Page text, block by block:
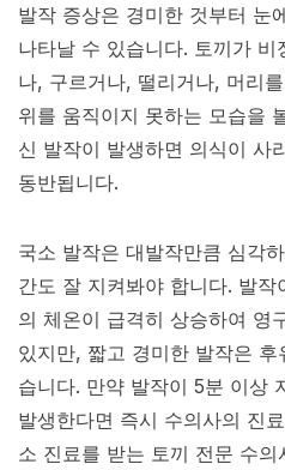
발작 증상은 경미한 것부터 눈
나타날 수 있습니다. 토끼가 비
나, 구르거나, 떨리거나, 머리
위를 움직이지 못하는 모습을
신 발작이 발생하면 의식이 사
동반됩니다.
국소 발작은 대발작만큼 심각
간도 잘 지켜봐야 합니다. 발
의 체온이 급격히 상승하여 영
있지만, 짧고 경미한 발작은
습니다. 만약 발작이 5분 이상
발생한다면 즉시 수의사의 진
소 진료를 받는 토끼 전문 수